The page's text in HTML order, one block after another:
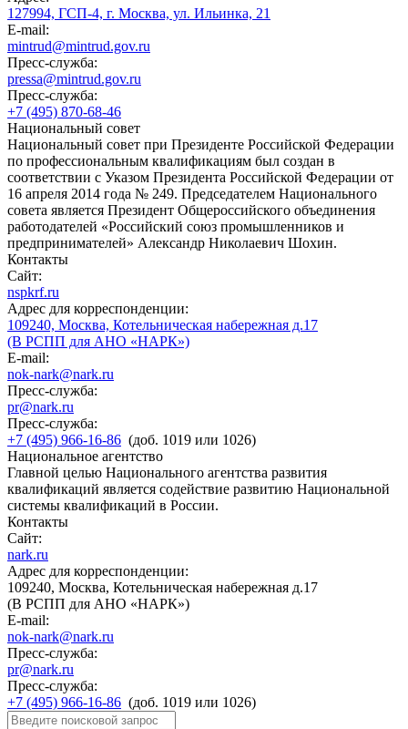
127994, ГСП-4, г. Москва, ул. Ильинка, 21
E-mail:
mintrud@mintrud.gov.ru
Пресс-служба:
pressa@mintrud.gov.ru
Пресс-служба:
+7 (495) 870-68-46
Национальный совет
Национальный совет при Президенте Российской Федерации
по профессиональным квалификациям был создан в
соответствии с Указом Президента Российской Федерации от
16 апреля 2014 года № 249. Председателем Национального
совета является Президент Общероссийского объединения
работодателей «Российский союз промышленников и
предпринимателей» Александр Николаевич Шохин.
Контакты
Сайт:
nspkrf.ru
Адрес для корреспонденции:
109240, Москва, Котельническая набережная д.17
(В РСПП для АНО «НАРК»)
E-mail:
nok-nark@nark.ru
Пресс-служба:
pr@nark.ru
Пресс-служба:
+7 (495) 966-16-86 (доб. 1019 или 1026)
Национальное агентство
Главной целью Национального агентства развития
квалификаций является содействие развитию Национальной
системы квалификаций в России.
Контакты
Сайт:
nark.ru
Адрес для корреспонденции:
109240, Москва, Котельническая набережная д.17
(В РСПП для АНО «НАРК»)
E-mail:
nok-nark@nark.ru
Пресс-служба:
pr@nark.ru
Пресс-служба:
+7 (495) 966-16-86 (доб. 1019 или 1026)